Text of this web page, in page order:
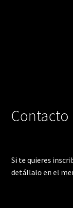
Contacto
Si te quieres
detállalo en el